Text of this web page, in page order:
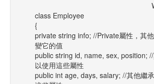
class Employee
{
private string info; //Private屬性，其
變它的值
public string id, name, sex, position;
以使用這些屬性
public int age, days, salary; //其他繼